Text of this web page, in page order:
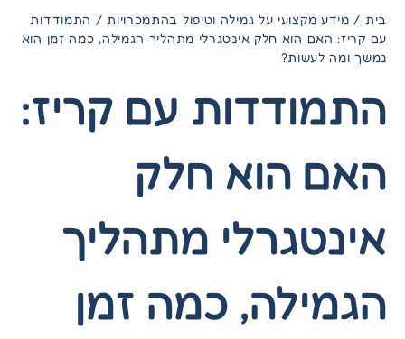
בית / מידע מקצועי על גמילה וטיפול בהתמכרויות / התמודדות
עם קריז: האם הוא חלק אינטגרלי מתהליך הגמילה, כמה זמן הוא
נמשך ומה לעשות?
התמודדות עם קריז:
האם הוא חלק
אינטגרלי מתהליך
הגמילה, כמה זמן